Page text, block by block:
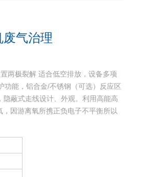
气治理
两极裂解 适合低空排放，设备多项
功能，铝合金/不锈钢（可选）反应区
蔽式走线设计、外观。利用高能高
因游离氧所携正负电子不平衡所以